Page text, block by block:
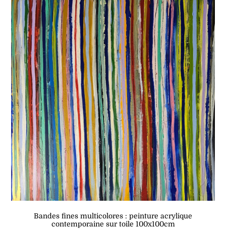
Bandes fines multicolores : peinture acrylique
contemporaine sur toile 100x100cm